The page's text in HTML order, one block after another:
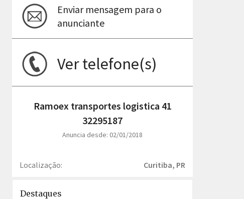
Enviar mensagem para o
anunciante
Ver telefone(s)
Ramoex transportes logistica 41
32295187
Anuncia desde: 02/01/2018
Localização: Curitiba, PR
Destaques